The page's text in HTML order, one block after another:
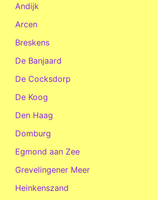
Andijk
Arcen
Breskens
De Banjaard
De Cocksdorp
De Koog
Den Haag
Domburg
Egmond aan Zee
Grevelingener Meer
Heinkenszand